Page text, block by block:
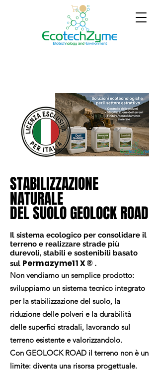
STABILIZZAZIONE
NATURALE
DEL SUOLO GEOLOCK ROAD
STABILIZZAZIONE
NATURALE
DEL SUOLO GEOLOCK ROAD
Il sistema ecologico per consolidare il
terreno e realizzare strade più
durevoli, stabili e sostenibili basato
sul Permazyme11 X ® .
Non vendiamo un semplice prodotto:
sviluppiamo un sistema tecnico integrato
per la stabilizzazione del suolo, la
riduzione delle polveri e la durabilità
delle superfici stradali, lavorando sul
terreno esistente e valorizzandolo.
Con GEOLOCK ROAD il terreno non è un
limite: diventa una risorsa progettuale.